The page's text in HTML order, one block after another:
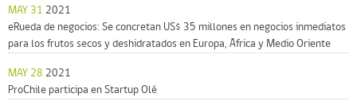
MAY 31 2021
eRueda de negocios: Se concretan US$ 35 millones en negocios inmediatos
para los frutos secos y deshidratados en Europa, África y Medio Oriente
MAY 28 2021
ProChile participa en Startup Olé